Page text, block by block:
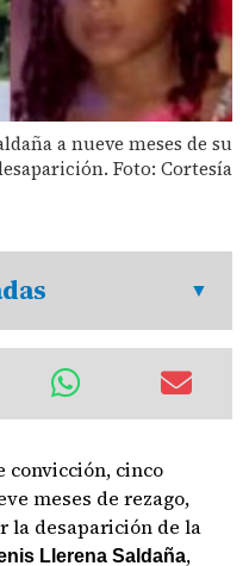
a nueve meses de su
Foto: Cortesía
convicción, cinco
meses de rezago,
la desaparición de la
Llerena Saldaña,